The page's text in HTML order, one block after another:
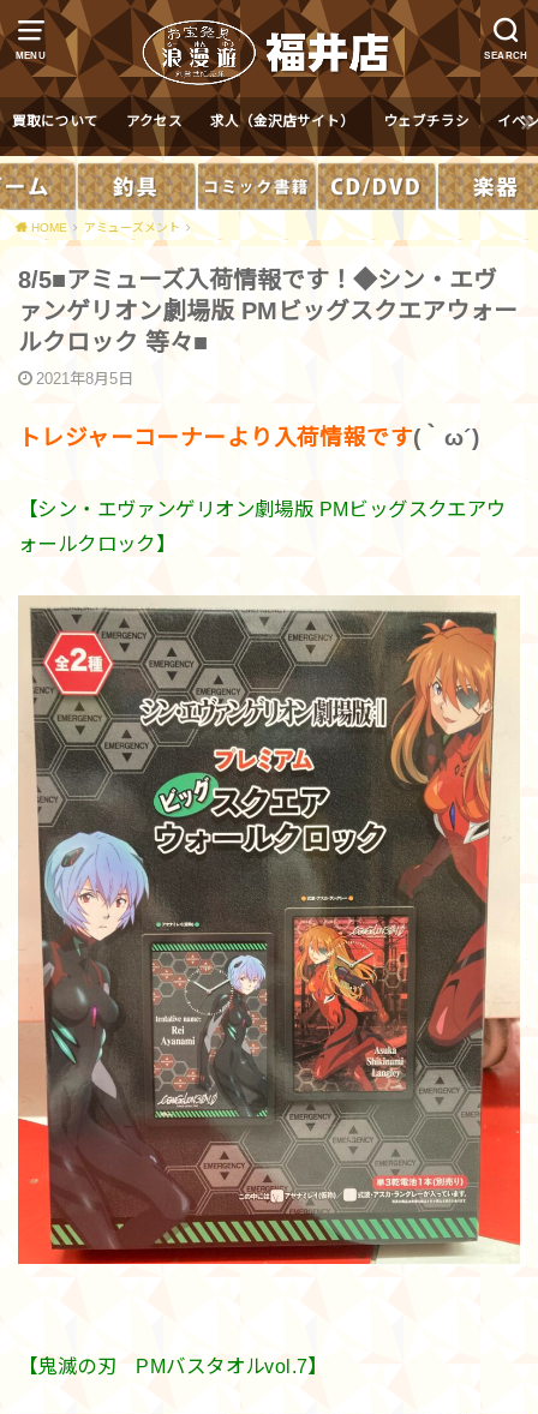
MENU SEARCH
買取について アクセス 求人（金沢店サイト） ウェブチラシ イベ
HOME アミューズメント
8/5■アミューズ入荷情報です！◆シン・エヴ
ァンゲリオン劇場版 PMビッグスクエアウォー
ルクロック 等々■
2021年8月5日
トレジャーコーナーより入荷情報です(｀ω´)
【シン・エヴァンゲリオン劇場版 PMビッグスクエアウ
ォールクロック】
【鬼滅の刃 PMバスタオルvol.7】